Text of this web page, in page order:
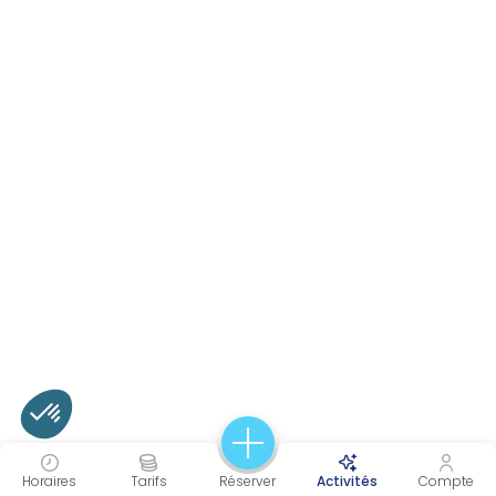
Horaires Tarifs Réserver Activités Compte